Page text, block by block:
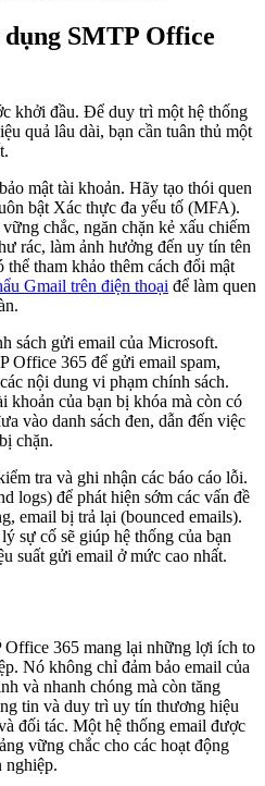
SMTP Office
khởi đầu. Để duy trì một hệ thống
quả lâu dài, bạn cần tuân thủ một
mật tài khoản. Hãy tạo thói quen
bật Xác thực đa yếu tố (MFA).
chắc, ngăn chặn kẻ xấu chiếm
rác, làm ảnh hưởng đến uy tín tên
tham khảo thêm cách đổi mật
Gmail trên điện thoại để làm quen
sách gửi email của Microsoft.
Office 365 để gửi email spam,
nội dung vi phạm chính sách.
của bạn bị khóa mà còn có
vào danh sách đen, dẫn đến việc
chặn.
tra và ghi nhận các báo cáo lỗi.
logs) để phát hiện sớm các vấn đề
email bị trả lại (bounced emails).
sự cố sẽ giúp hệ thống của bạn
suất gửi email ở mức cao nhất.
365 mang lại những lợi ích to
Nó không chỉ đảm bảo email của
và nhanh chóng mà còn tăng
tin và duy trì uy tín thương hiệu
đối tác. Một hệ thống email được
vững chắc cho các hoạt động
nghiệp.